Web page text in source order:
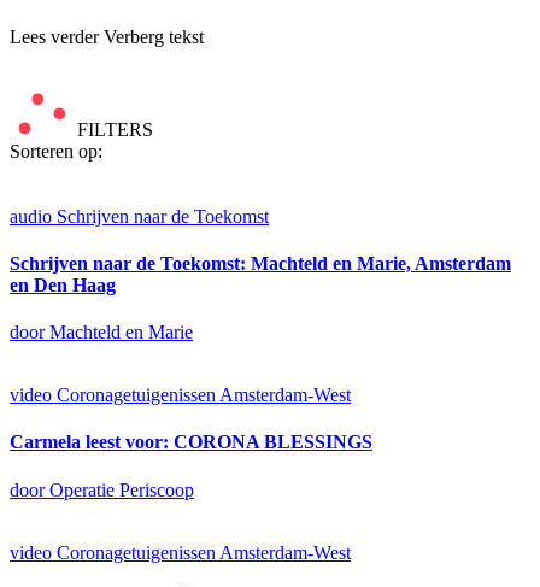
Lees verderVerberg tekst
FILTERS
Sorteren op:
audio Schrijven naar de Toekomst
Schrijven naar de Toekomst: Machteld en Marie, Amsterdam
en Den Haag
door Machteld en Marie
video Coronagetuigenissen Amsterdam-West
Carmela leest voor: CORONA BLESSINGS
door Operatie Periscoop
video Coronagetuigenissen Amsterdam-West